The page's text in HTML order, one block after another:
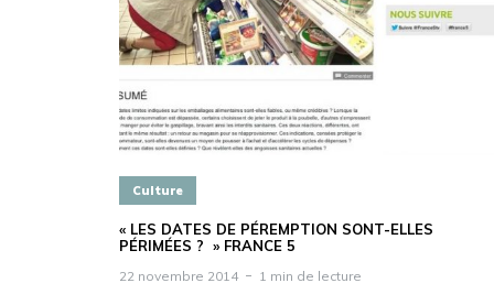
Culture
« LES DATES DE PÉREMPTION SONT-ELLES
PÉRIMÉES ? » FRANCE 5
22 novembre 2014 1 min de lecture